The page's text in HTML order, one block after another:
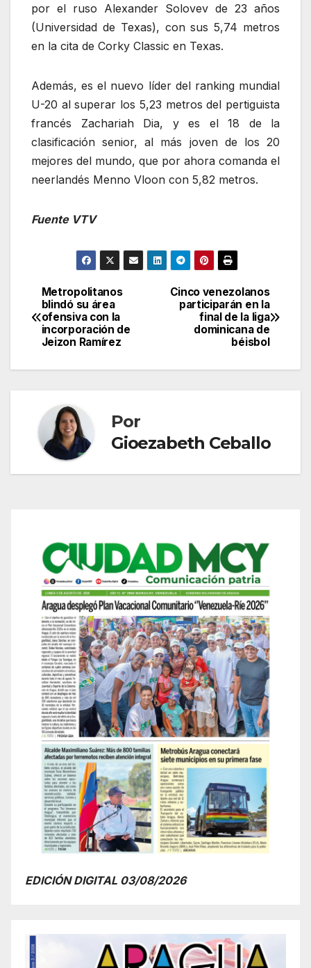
por el ruso Alexander Solovev de 23 años
(Universidad de Texas), con sus 5,74 metros
en la cita de Corky Classic en Texas.
Además, es el nuevo líder del ranking mundial
U-20 al superar los 5,23 metros del pertiguista
francés Zachariah Dia, y es el 18 de la
clasificación senior, al más joven de los 20
mejores del mundo, que por ahora comanda el
neerlandés Menno Vloon con 5,82 metros.
Fuente VTV
Navegación
de
Cinco venezolanos
participarán en la
final de la liga
dominicana de
béisbol
Metropolitanos
blindó su área
ofensiva con la
incorporación de
Jeizon Ramírez
Por
Gioezabeth Ceballo
EDICIÓN DIGITAL 03/08/2026